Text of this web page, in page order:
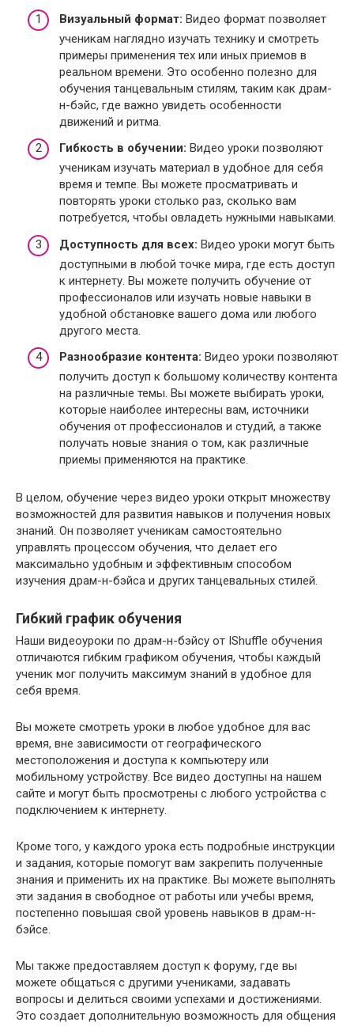
Визуальный формат: Видео формат позволяет
ученикам наглядно изучать технику и смотреть
примеры применения тех или иных приемов в
реальном времени. Это особенно полезно для
обучения танцевальным стилям, таким как драм-
н-бэйс, где важно увидеть особенности
движений и ритма.
Гибкость в обучении: Видео уроки позволяют
ученикам изучать материал в удобное для себя
время и темпе. Вы можете просматривать и
повторять уроки столько раз, сколько вам
потребуется, чтобы овладеть нужными навыками.
Доступность для всех: Видео уроки могут быть
доступными в любой точке мира, где есть доступ
к интернету. Вы можете получить обучение от
профессионалов или изучать новые навыки в
удобной обстановке вашего дома или любого
другого места.
Разнообразие контента: Видео уроки позволяют
получить доступ к большому количеству контента
на различные темы. Вы можете выбирать уроки,
которые наиболее интересны вам, источники
обучения от профессионалов и студий, а также
получать новые знания о том, как различные
приемы применяются на практике.
В целом, обучение через видео уроки открыт множеству
возможностей для развития навыков и получения новых
знаний. Он позволяет ученикам самостоятельно
управлять процессом обучения, что делает его
максимально удобным и эффективным способом
изучения драм-н-бэйса и других танцевальных стилей.
Гибкий график обучения
Наши видеоуроки по драм-н-бэйсу от IShuffle обучения
отличаются гибким графиком обучения, чтобы каждый
ученик мог получить максимум знаний в удобное для
себя время.
Вы можете смотреть уроки в любое удобное для вас
время, вне зависимости от географического
местоположения и доступа к компьютеру или
мобильному устройству. Все видео доступны на нашем
сайте и могут быть просмотрены с любого устройства с
подключением к интернету.
Кроме того, у каждого урока есть подробные инструкции
и задания, которые помогут вам закрепить полученные
знания и применить их на практике. Вы можете выполнять
эти задания в свободное от работы или учебы время,
постепенно повышая свой уровень навыков в драм-н-
бэйсе.
Мы также предоставляем доступ к форуму, где вы
можете общаться с другими учениками, задавать
вопросы и делиться своими успехами и достижениями.
Это создает дополнительную возможность для общения